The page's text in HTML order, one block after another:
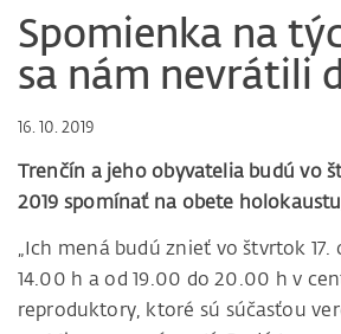
Spomienka na
sa nám nevrátili
16. 10. 2019
Trenčín a jeho obyvatelia budú vo
2019 spomínať na obete
„Ich mená budú znieť vo štvrtok
14.00 h a od 19.00 do 20.00 h v
reproduktory, ktoré sú súčasťou